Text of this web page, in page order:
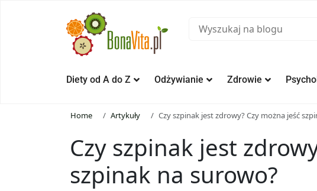
Diety od A do Z Odżywianie Zdrowie
Home Artykuły Czy szpinak jest zdrowy? Czy można jeść
Czy szpinak jest
szpinak na surowo?